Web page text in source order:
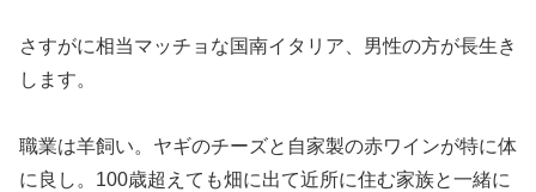
さすがに相当マッチョな国南イタリア、男性の方が長生き
します。
職業は羊飼い。ヤギのチーズと自家製の赤ワインが特に体
に良し。100歳超えても畑に出て近所に住む家族と一緒に